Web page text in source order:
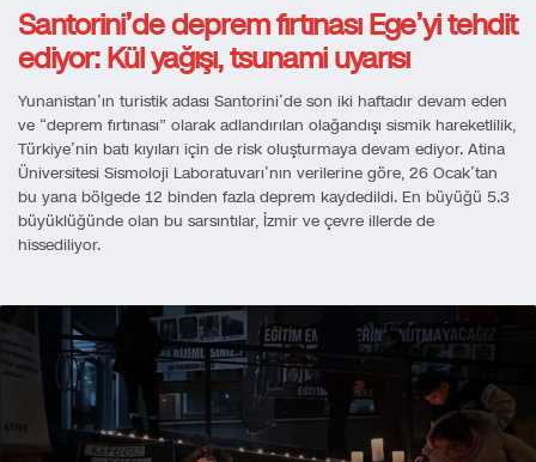
Santorini’de deprem fırtınası Ege’yi tehdit
ediyor: Kül yağışı, tsunami uyarısı
Yunanistan’ın turistik adası Santorini’de son iki haftadır devam eden
ve “deprem fırtınası” olarak adlandırılan olağandışı sismik hareketlilik,
Türkiye’nin batı kıyıları için de risk oluşturmaya devam ediyor. Atina
Üniversitesi Sismoloji Laboratuvarı’nın verilerine göre, 26 Ocak’tan
bu yana bölgede 12 binden fazla deprem kaydedildi. En büyüğü 5.3
büyüklüğünde olan bu sarsıntılar, İzmir ve çevre illerde de
hissediliyor.